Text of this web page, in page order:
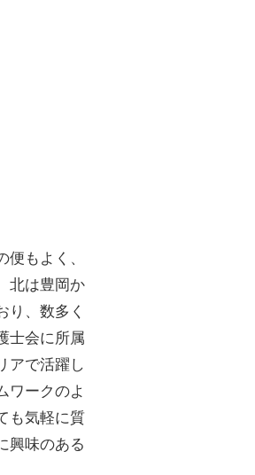
もよく、
北は豊岡か
り、数多く
士会に所属
アで活躍し
ワークのよ
も気軽に質
興味のある